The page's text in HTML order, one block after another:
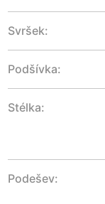
Svršek:
Podšívka:
Stélka:
Podešev: